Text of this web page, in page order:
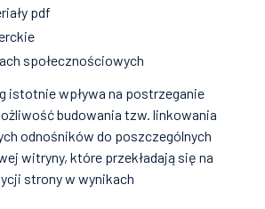
pdf
społecznościowych
istotnie wpływa na postrzeganie
budowania tzw. linkowania
odnośników do poszczególnych
witryny, które przekładają się na
strony w wynikach